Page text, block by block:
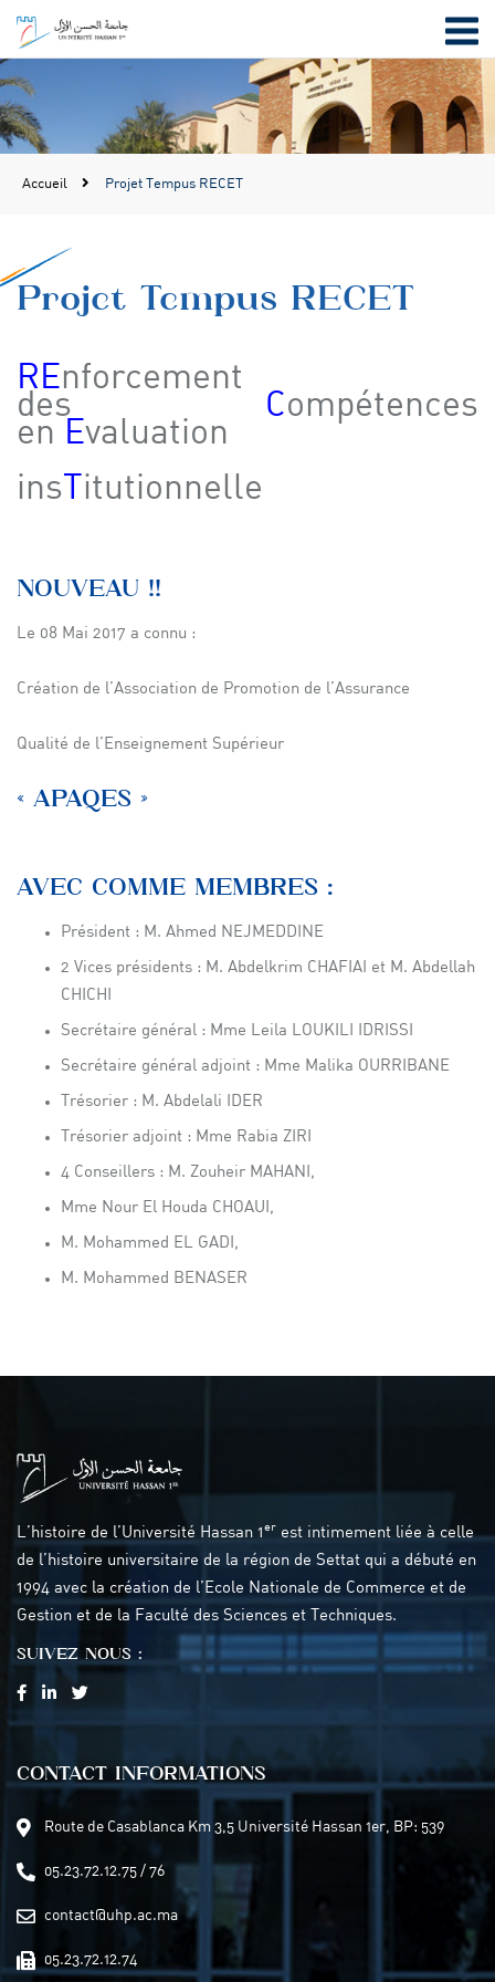
Accueil Projet Tempus RECET
Projet Tempus RECET
REnforcement
des Compétences
en Evaluation
ins T itutionnelle
NOUVEAU !!
Le 08 Mai 2017 a connu :
Création de l’Association de Promotion de l’Assurance
Qualité de l’Enseignement Supérieur
« APAQES »
AVEC COMME MEMBRES :
Président : M. Ahmed NEJMEDDINE
2 Vices présidents : M. Abdelkrim CHAFIAI et M. Abdellah
CHICHI
Secrétaire général : Mme Leila LOUKILI IDRISSI
Secrétaire général adjoint : Mme Malika OURRIBANE
Trésorier : M. Abdelali IDER
Trésorier adjoint : Mme Rabia ZIRI
4 Conseillers : M. Zouheir MAHANI,
Mme Nour El Houda CHOAUI,
M. Mohammed EL GADI,
M. Mohammed BENASER
L’histoire de l’Université Hassan 1er est intimement liée à celle
de l’histoire universitaire de la région de Settat qui a débuté en
1994 avec la création de l’Ecole Nationale de Commerce et de
Gestion et de la Faculté des Sciences et Techniques.
SUIVEZ NOUS :
CONTACT INFORMATIONS
Route de Casablanca Km 3,5 Université Hassan 1er, BP: 539
05.23.72.12.75 / 76
contact@uhp.ac.ma
05.23.72.12.74